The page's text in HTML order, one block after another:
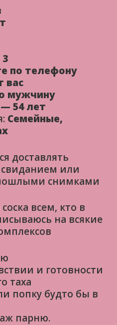
3
по телефону
вас
мужчину
— 54 лет
Семейные,
доставлять
или
снимками
всем, кто в
на всякие
и готовности
таха
попку будто бы в
парню.